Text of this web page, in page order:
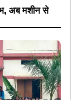
अब मशीन से